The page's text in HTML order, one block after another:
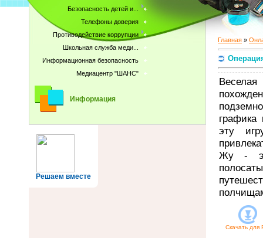
Безопасность детей и...
Телефоны доверия
Противодействие коррупции
Школьная служба меди...
Информационная безопасность
Медиацентр "ШАНС"
Информация
Решаем вместе
Главная »
графика
эту
Жу -
Скачать для